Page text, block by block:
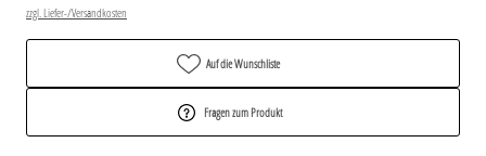
zzgl. Liefer-/Versandkosten
Auf die Wunschliste
Fragen zum Produkt